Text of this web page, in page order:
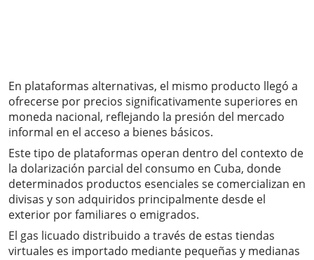
En plataformas alternativas, el mismo producto llegó a
ofrecerse por precios significativamente superiores en
moneda nacional, reflejando la presión del mercado
informal en el acceso a bienes básicos.
Este tipo de plataformas operan dentro del contexto de
la dolarización parcial del consumo en Cuba, donde
determinados productos esenciales se comercializan en
divisas y son adquiridos principalmente desde el
exterior por familiares o emigrados.
El gas licuado distribuido a través de estas tiendas
virtuales es importado mediante pequeñas y medianas